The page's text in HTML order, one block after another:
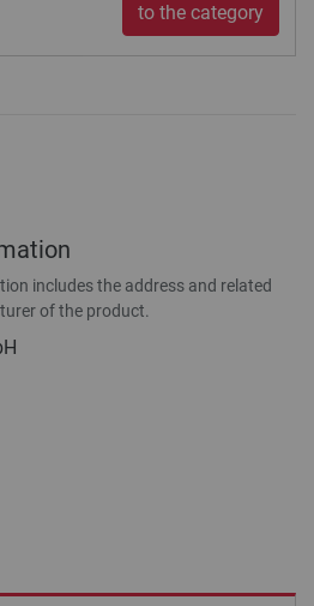
to the category
includes the address and related
of the product.